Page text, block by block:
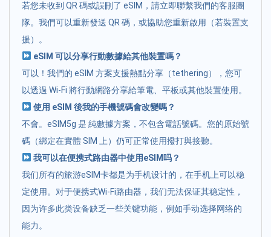
若您未收到 QR 碼或誤刪了 eSIM，請立即聯繫我們的客服團
隊。我們可以重新發送 QR 碼，或協助您重新啟用（若裝置支
援）。
eSIM 可以分享行動數據給其他裝置嗎？
可以！我們的 eSIM 方案支援熱點分享（tethering），您可
以透過 Wi-Fi 將行動網路分享給筆電、平板或其他裝置使用。
使用 eSIM 後我的手機號碼會改變嗎？
不會。eSIM5g 是 純數據方案，不包含電話號碼。您的原始號
碼（綁定在實體 SIM 上）仍可正常使用撥打與接聽。
我可以在便携式路由器中使用eSIM吗？
我们所有的旅游eSIM卡都是为手机设计的，在手机上可以稳
定使用。对于便携式Wi-Fi路由器，我们无法保证其稳定性，
因为许多此类设备缺乏一些关键功能，例如手动选择网络的
能力。